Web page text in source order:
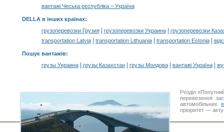
вантажі Чеська республіка – Україна
DELLA в інших країнах:
грузоперевозки Грузия| грузоперевозки Украина|
грузоперевозки
transportation Latvia| transportation Lithuania| transportation Estonia|
Пошук вантажів:
грузы Украина| грузы Казахстан| грузы Молдова| вантажі Україна|
Розділ
перевезення
автомобільних
пріоритет —